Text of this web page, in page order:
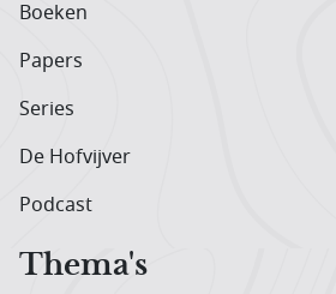
Boeken
Papers
Series
De Hofvijver
Podcast
Thema's